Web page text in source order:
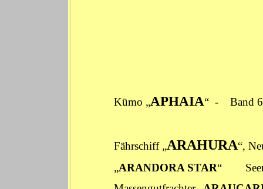
Kümo „APHAIA“ - Band
Fährschiff „ARAHURA“,
„ARANDORA STAR“